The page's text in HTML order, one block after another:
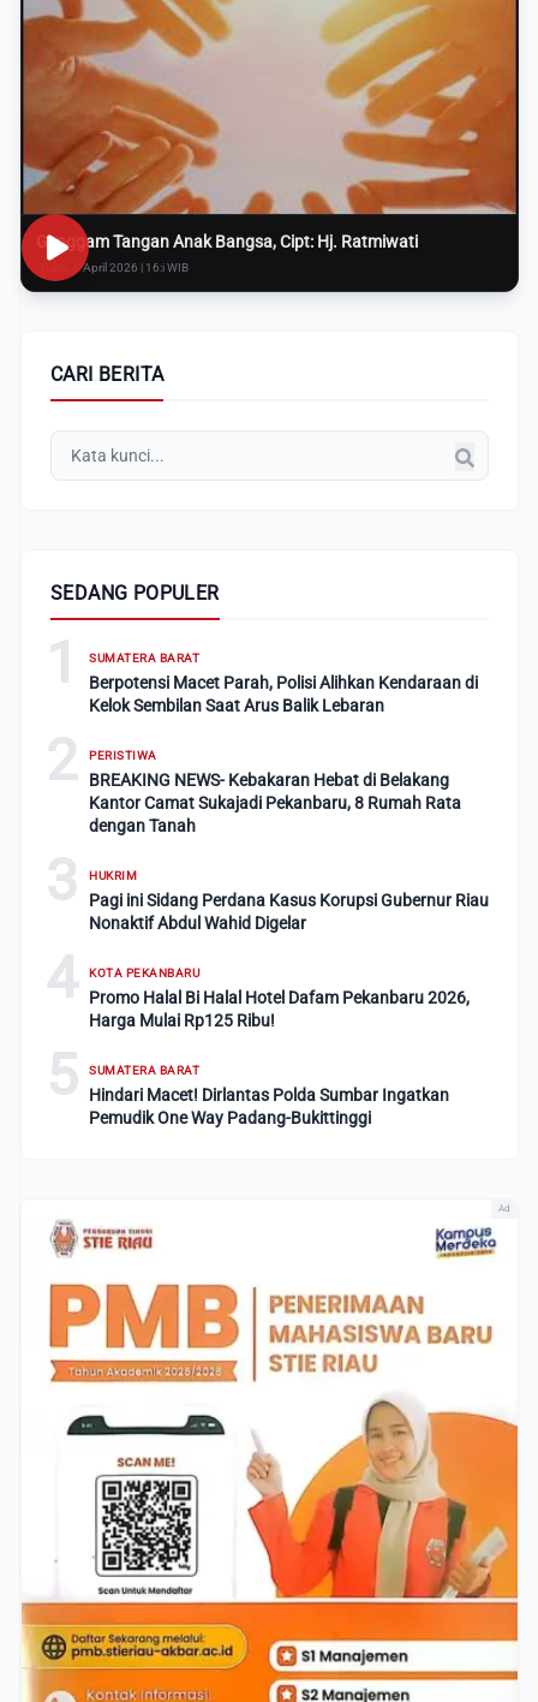
Genggam Tangan Anak Bangsa, Cipt: Hj. Ratmiwati
Rabu, 8 April 2026 | 16:i WIB
CARI BERITA
SEDANG POPULER
1 SUMATERA BARAT
Berpotensi Macet Parah, Polisi Alihkan Kendaraan di
Kelok Sembilan Saat Arus Balik Lebaran
2 PERISTIWA
BREAKING NEWS- Kebakaran Hebat di Belakang
Kantor Camat Sukajadi Pekanbaru, 8 Rumah Rata
dengan Tanah
3 HUKRIM
Pagi ini Sidang Perdana Kasus Korupsi Gubernur Riau
Nonaktif Abdul Wahid Digelar
4 KOTA PEKANBARU
Promo Halal Bi Halal Hotel Dafam Pekanbaru 2026,
Harga Mulai Rp125 Ribu!
5 SUMATERA BARAT
Hindari Macet! Dirlantas Polda Sumbar Ingatkan
Pemudik One Way Padang-Bukittinggi
Ad